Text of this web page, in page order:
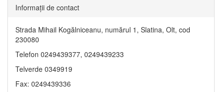
Informaţii de contact
Strada Mihail Kogălniceanu, numărul 1, Slatina, Olt, cod
230080
Telefon 0249439377, 0249439233
Telverde 0349919
Fax: 0249439336